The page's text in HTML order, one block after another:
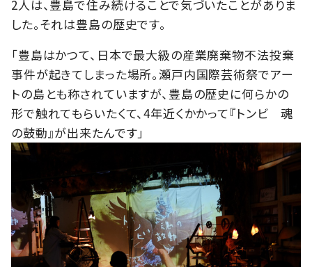
2人は、豊島で住み続けることで気づいたことがありま
した。それは豊島の歴史です。
「豊島はかつて、日本で最大級の産業廃棄物不法投棄
事件が起きてしまった場所。瀬戸内国際芸術祭でアー
トの島とも称されていますが、豊島の歴史に何らかの
形で触れてもらいたくて、4年近くかかって『トンビ 魂
の鼓動』が出来たんです」